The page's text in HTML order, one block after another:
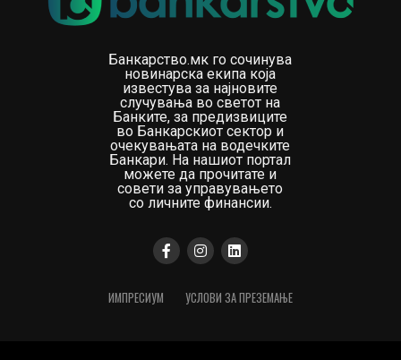
Банкарство.мк го сочинува
новинарска екипа која
известува за најновите
случувања во светот на
Банките, за предизвиците
во Банкарскиот сектор и
очекувањата на водечките
Банкари. На нашиот портал
можете да прочитате и
совети за управувањето
со личните финансии.
ИМПРЕСИУМ УСЛОВИ ЗА ПРЕЗЕМАЊЕ